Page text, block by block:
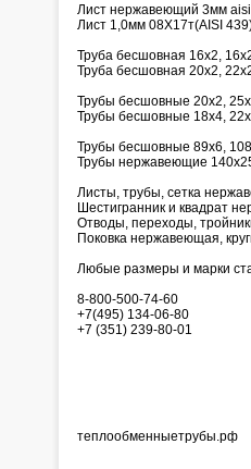
Лист нержавеющий 3мм aisi
Лист 1,0мм 08Х17т(AISI 439)
Труба бесшовная 16х2,
Труба бесшовная 20х2,
Трубы бесшовные 20х2,
Трубы бесшовные 18х4,
Трубы бесшовные 89х6,
Трубы нержавеющие
Листы, трубы, сетка
Шестигранник и квадрат
Отводы, переходы,
Поковка нержавеющая,
Любые размеры и марки
8-800-500-74-60
+7(495) 134-06-80
+7 (351) 239-80-01
теплообменныетрубы.рф